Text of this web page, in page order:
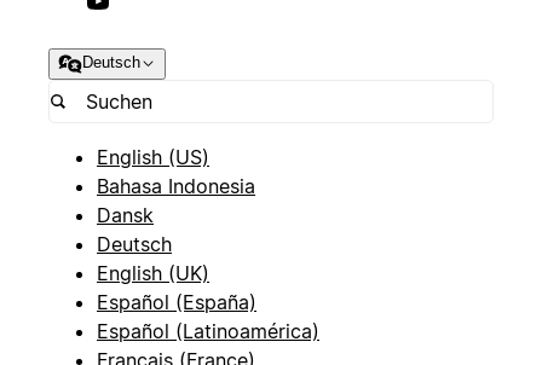
Deutsch
English (US)
Bahasa Indonesia
Dansk
Deutsch
English (UK)
Español (España)
Español (Latinoamérica)
Français (France)